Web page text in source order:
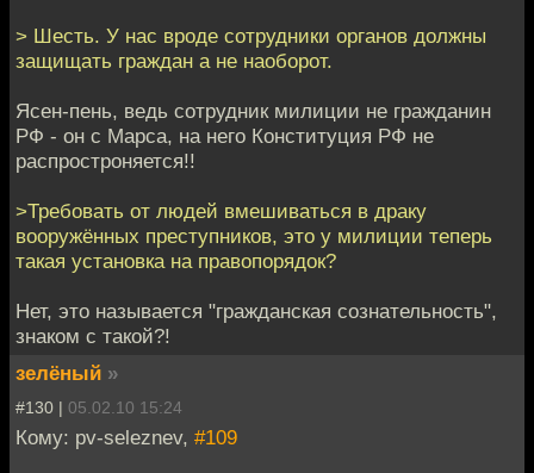
> Шесть. У нас вроде сотрудники органов должны
защищать граждан а не наоборот.
Ясен-пень, ведь сотрудник милиции не гражданин
РФ - он с Марса, на него Конституция РФ не
распростроняется!!
>Требовать от людей вмешиваться в драку
вооружённых преступников, это у милиции теперь
такая установка на правопорядок?
Нет, это называется "гражданская сознательность",
знаком с такой?!
зелёный »
#130 | 05.02.10 15:24
Кому: pv-seleznev, #109